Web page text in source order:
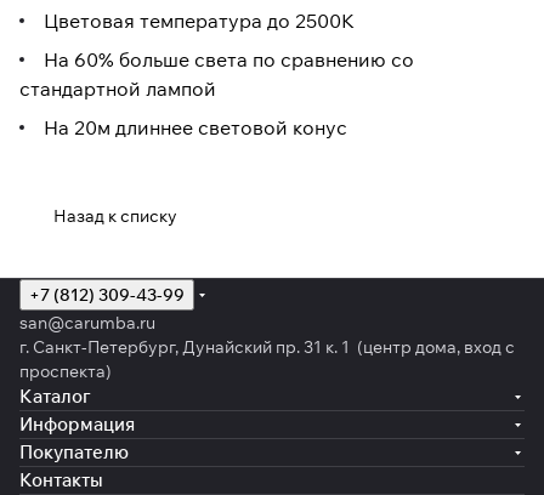
Цветовая температура до 2500К
На 60% больше света по сравнению со
стандартной лампой
На 20м длиннее световой конус
Назад к списку
+7 (812) 309-43-99
san@carumba.ru
г. Санкт-Петербург, Дунайский пр. 31 к. 1 (центр дома, вход с
проспекта)
Каталог
Информация
Покупателю
Контакты